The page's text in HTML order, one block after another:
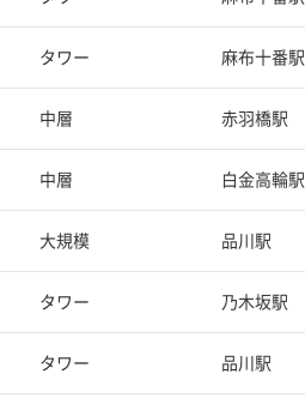
タワー 麻布十番駅
中層 赤羽橋駅
中層 白金高輪駅
大規模 品川駅
タワー 乃木坂駅
タワー 品川駅